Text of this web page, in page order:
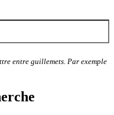
entre guillemets. Par exemple